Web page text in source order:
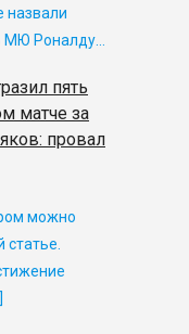
назвали
МЮ Роналду…
пять
матче за
провал
можно
статье.